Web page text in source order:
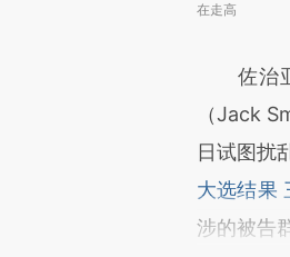
在走高
佐治亚
（Jack
日试图扰
大选结果
涉的被告